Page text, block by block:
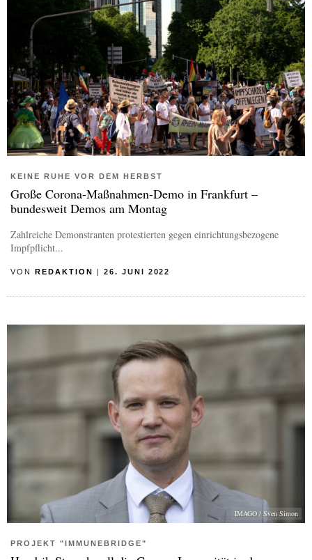
KEINE RUHE VOR DEM HERBST
Große Corona-Maßnahmen-Demo in Frankfurt –
bundesweit Demos am Montag
Zahlreiche Demonstranten protestierten gegen einrichtungsbezogene
Impfpflicht...
VON REDAKTION | 26. JUNI 2022
IMAGO / Sven Simon
PROJEKT "IMMUNEBRIDGE"